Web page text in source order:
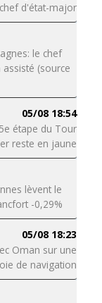
d'état-major
le chef
(source
05/08 18:54
étape du Tour
reste en jaune
lèvent le
-0,29%
05/08 18:23
Oman sur une
de navigation